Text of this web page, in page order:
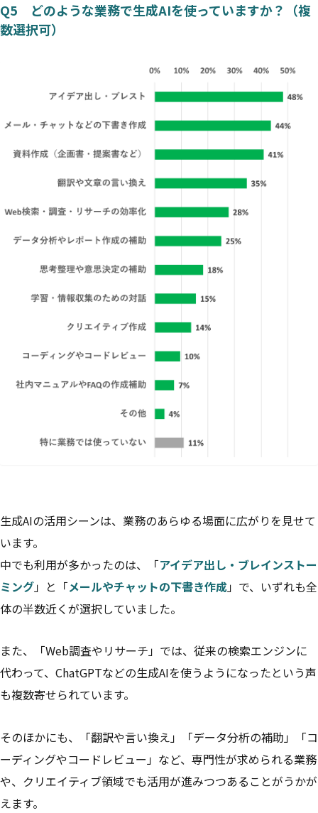
Q5 どのような業務で生成AIを使っていますか？（複
数選択可）
生成AIの活用シーンは、業務のあらゆる場面に広がりを見せて
います。
中でも利用が多かったのは、「アイデア出し・ブレインストー
ミング」と「メールやチャットの下書き作成」で、いずれも全
体の半数近くが選択していました。
また、「Web調査やリサーチ」では、従来の検索エンジンに
代わって、ChatGPTなどの生成AIを使うようになったという声
も複数寄せられています。
そのほかにも、「翻訳や言い換え」「データ分析の補助」「コ
ーディングやコードレビュー」など、専門性が求められる業務
や、クリエイティブ領域でも活用が進みつつあることがうかが
えます。